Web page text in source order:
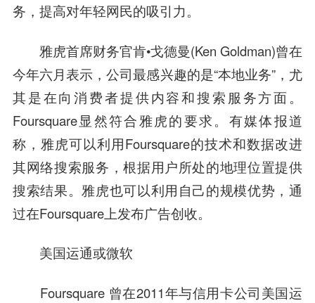
务，提高对年轻网民的吸引力。
雅虎首席财务官肯•戈德曼(Ken Goldman)曾在
今年六月表示，公司最感兴趣的是“本地业务”，尤
其是在向消费者提供内容和搜索 服务方面。
Foursquare显然符合雅虎的要求。有媒体报道
称，雅虎可以利用Foursquare的技术和数据改进
其网络搜索服务，根据用户所处的地理位置提供
搜索结果。雅虎也可以利用自己的规模优势，通
过在Foursquare上发布广告创收。
美国运通或微软
Foursquare 曾在2011年与信用卡公司美国运